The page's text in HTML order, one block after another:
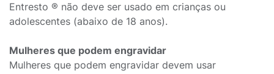
Entresto ® não deve ser usado em crianças ou
adolescentes (abaixo de 18 anos).
Mulheres que podem engravidar
Mulheres que podem engravidar devem usar